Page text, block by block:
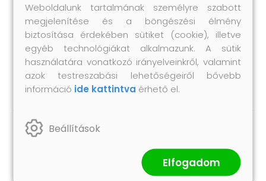
Állítható magasság: 59-81 cm
Táska mérete: 95 x 70 cm (Ho x Szé)
Összecsukható: igen
Összeszerelést igényel: igen
Teherbírás: 110 kg
Hasonló termékek
Weboldalunk tartalmának személyre szabott
megjelenítése és a böngészési élmény
biztosítása érdekében sütiket (cookie), illetve
egyéb technológiákat alkalmazunk. A sütik
használatára vonatkozó irányelveinkről, valamint
azok testreszabási lehetőségeiről bővebb
információ ide kattintva érhető el.
Beállítások
Elfogadom